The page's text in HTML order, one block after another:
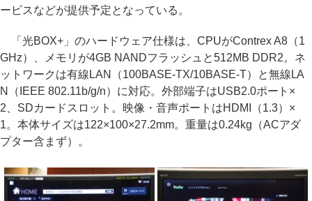
ービスなどが提供予定となっている。
「光BOX+」のハードウェア仕様は、CPUがContrex A8（1
GHz）、メモリが4GB NANDフラッシュと512MB DDR2。ネ
ットワークは有線LAN（100BASE-TX/10BASE-T）と無線LA
N（IEEE 802.11b/g/n）に対応。外部端子はUSB2.0ポート×
2、SDカードスロット。映像・音声ポートはHDMI（1.3）×
1。本体サイズは122×100×27.2mm。重量は0.24kg（ACアダ
プター含まず）。